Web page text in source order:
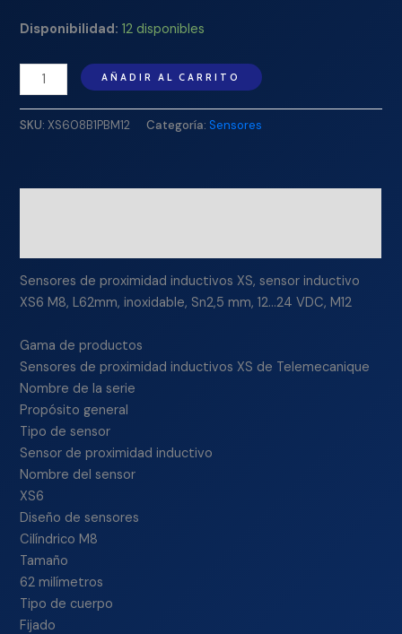
Disponibilidad: 12 disponibles
AÑADIR AL CARRITO
SKU:XS608B1PBM12 Categoría: Sensores
Sensores de proximidad inductivos XS, sensor inductivo
XS6 M8, L62mm, inoxidable, Sn2,5 mm, 12…24 VDC, M12
Gama de productos
Sensores de proximidad inductivos XS de Telemecanique
Nombre de la serie
Propósito general
Tipo de sensor
Sensor de proximidad inductivo
Nombre del sensor
XS6
Diseño de sensores
Cilíndrico M8
Tamaño
62 milímetros
Tipo de cuerpo
Fijado